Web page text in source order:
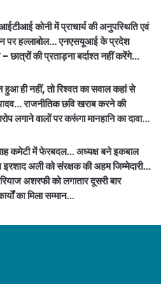
कोनी में प्राचार्य की अनुपस्थिति एवं
पर हल्लाबोल… एनएसयूआई के प्रदेश
छात्रों की प्रताड़ना बर्दाश्त नहीं करेंगे…
ही नहीं, तो रिश्वत का सवाल कहां से
राजनीतिक छवि खराब करने की
लगाने वालों पर करूंगा मानहानि का दावा…
कमेटी में फेरबदल… अध्यक्ष बने इकबाल
इरशाद अली को संरक्षक की अहम जिम्मेदारी…
अशरफी को लगातार दूसरी बार
का मिला सम्मान…